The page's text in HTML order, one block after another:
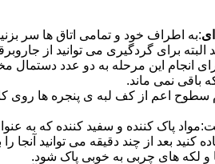
:به اطراف خود و تمامی اتاق ها سر
برای گردگیری می توانید از
انجام این مرحله به دو عدد
باقی نمی ماند.
اعم از کف لبه ی پنجره ها روی
پاک کننده و سفید کننده که به
بعد از چند دقیقه می توانید
لکه های چربی به خوبی پاک شود.